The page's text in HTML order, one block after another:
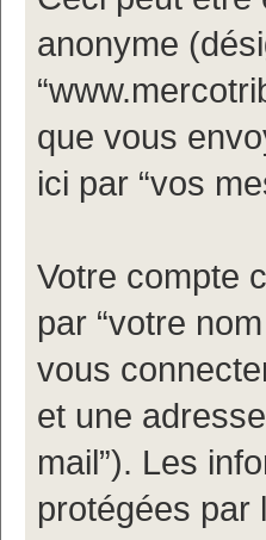
anonyme
que vous
ici par “vos
Votre compte
par “votre
vous
et une
mail”). Les
protégées par